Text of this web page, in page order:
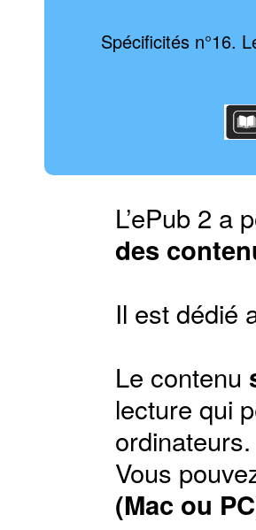
Spécificités n°16.
L’ePub 2 a
des
Il est dédié
Le contenu
lecture qui
ordinateurs.
Vous
(Mac ou